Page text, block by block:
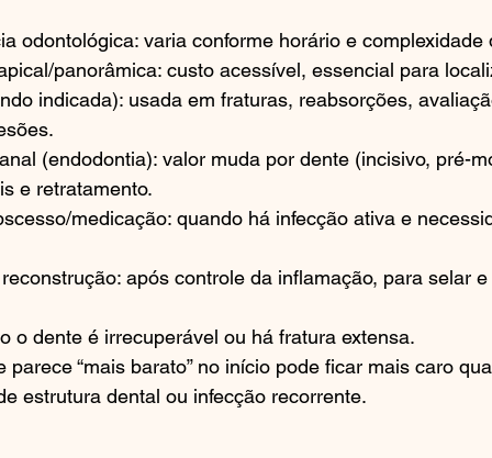
odontológica: varia conforme horário e complexidade
panorâmica: custo acessível, essencial para
indicada): usada em fraturas, reabsorções,
(endodontia): valor muda por dente (incisivo, pré-
e retratamento.
medicação: quando há infecção ativa e
após controle da inflamação, para selar
o dente é irrecuperável ou há fratura extensa.
parece “mais barato” no início pode ficar mais caro
estrutura dental ou infecção recorrente.